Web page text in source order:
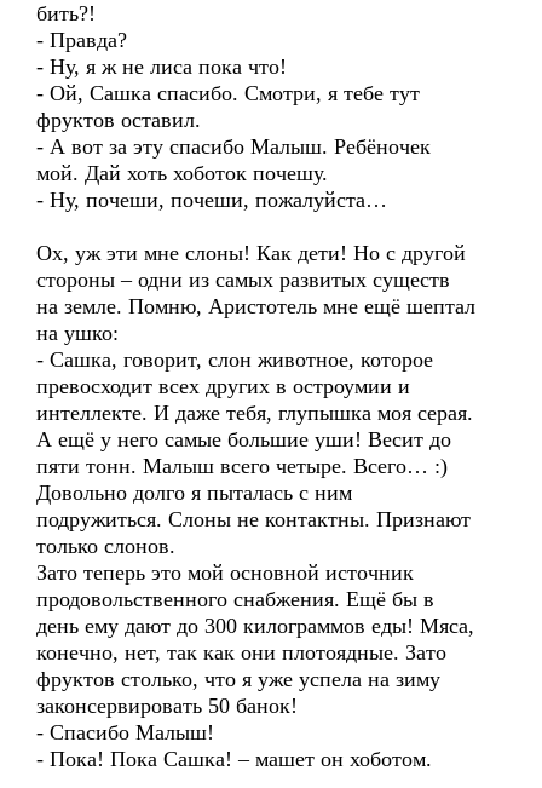
бить?!
- Правда?
- Ну, я ж не лиса пока что!
- Ой, Сашка спасибо. Смотри, я тебе тут
фруктов оставил.
- А вот за эту спасибо Малыш. Ребёночек
мой. Дай хоть хоботок почешу.
- Ну, почеши, почеши, пожалуйста…
Ох, уж эти мне слоны! Как дети! Но с другой
стороны – одни из самых развитых существ
на земле. Помню, Аристотель мне ещё шептал
на ушко:
- Сашка, говорит, слон животное, которое
превосходит всех других в остроумии и
интеллекте. И даже тебя, глупышка моя серая.
А ещё у него самые большие уши! Весит до
пяти тонн. Малыш всего четыре. Всего… :)
Довольно долго я пыталась с ним
подружиться. Слоны не контактны. Признают
только слонов.
Зато теперь это мой основной источник
продовольственного снабжения. Ещё бы в
день ему дают до 300 килограммов еды! Мяса,
конечно, нет, так как они плотоядные. Зато
фруктов столько, что я уже успела на зиму
законсервировать 50 банок!
- Спасибо Малыш!
- Пока! Пока Сашка! – машет он хоботом.